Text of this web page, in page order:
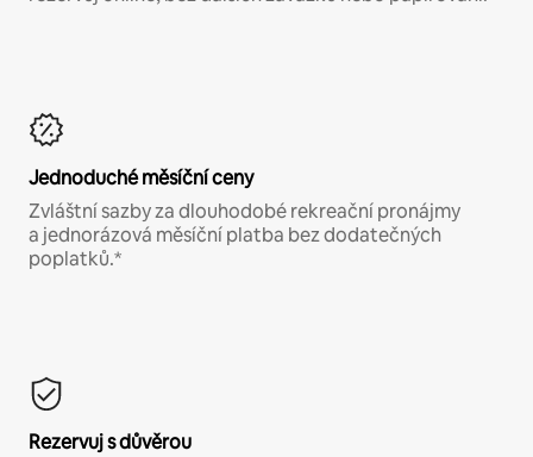
Jednoduché měsíční ceny
Zvláštní sazby za dlouhodobé rekreační pronájmy
a jednorázová měsíční platba bez dodatečných
poplatků.*
Rezervuj s důvěrou